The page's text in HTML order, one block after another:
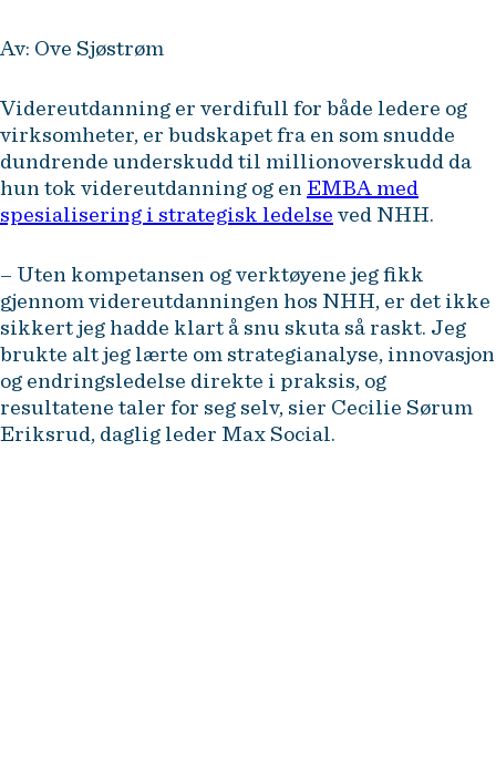
Av: Ove Sjøstrøm
Videreutdanning er verdifull for både ledere og
virksomheter, er budskapet fra en som snudde
dundrende underskudd til millionoverskudd da
hun tok videreutdanning og en EMBA med
spesialisering i strategisk ledelse ved NHH.
– Uten kompetansen og verktøyene jeg fikk
gjennom videreutdanningen hos NHH, er det ikke
sikkert jeg hadde klart å snu skuta så raskt. Jeg
brukte alt jeg lærte om strategianalyse, innovasjon
og endringsledelse direkte i praksis, og
resultatene taler for seg selv, sier Cecilie Sørum
Eriksrud, daglig leder Max Social.